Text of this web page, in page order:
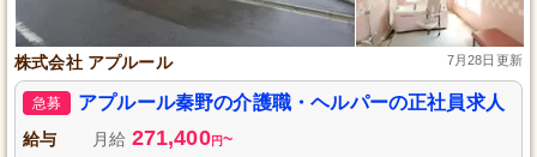
株式会社 アプルール 7月28日更新
急募 アプルール秦野の介護職・ヘルパーの正社員求人
給与 月給 271,400円~